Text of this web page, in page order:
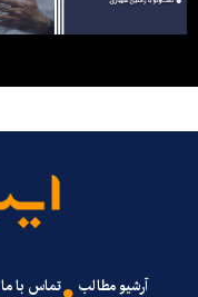
آرشیو مطالب تماس با ما